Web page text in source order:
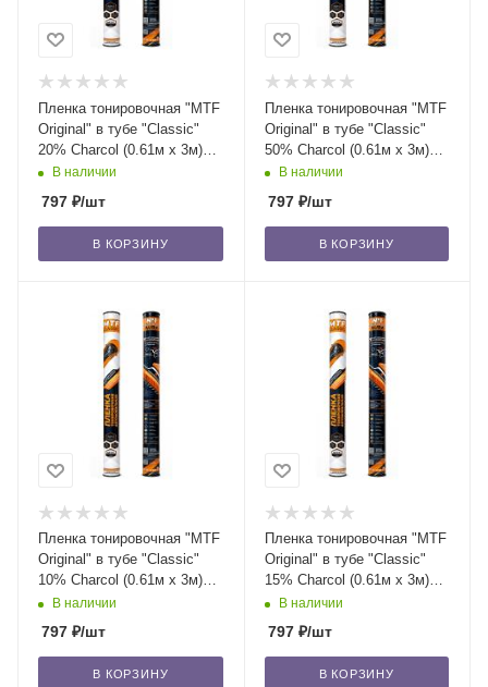
Пленка тонировочная "MTF
Original" в тубе "Classic"
20% Сharcol (0.61м х 3м)
/20В наличии
797 ₽/шт
В КОРЗИНУ
Пленка тонировочная "MTF
Original" в тубе "Classic"
50% Сharcol (0.61м х 3м)
/20В наличии
797₽/шт
В КОРЗИНУ
Пленка тонировочная "MTF
Original" в тубе "Classic"
10% Сharcol (0.61м х 3м)
/20В наличии
797 ₽/шт
В КОРЗИНУ
Пленка тонировочная "MTF
Original" в тубе "Classic"
15% Сharcol (0.61м х 3м)
/20В наличии
797₽/шт
В КОРЗИНУ